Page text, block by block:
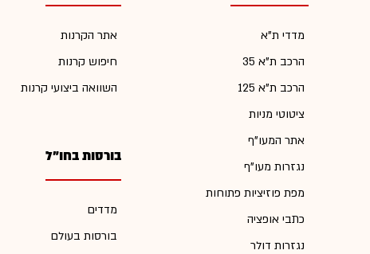
מדדי ת"א
הרכב ת"א 35
הרכב ת"א 125
ציטוטי מניות
אתר המעו"ף
נגזרות מעו"ף
מפת פוזיציות פתוחות
כתבי אופציה
נגזרות דולר
אתר הקרנות
חיפוש קרנות
השוואה ביצועי קרנות
בורסות בחו"ל
מדדים
בורסות בעולם